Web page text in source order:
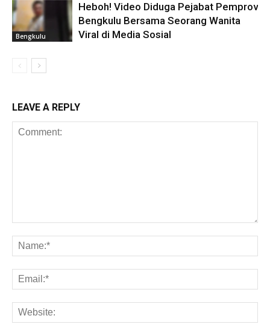
Bengkulu
Heboh! Video Diduga Pejabat Pemprov
Bengkulu Bersama Seorang Wanita
Viral di Media Sosial
LEAVE A REPLY